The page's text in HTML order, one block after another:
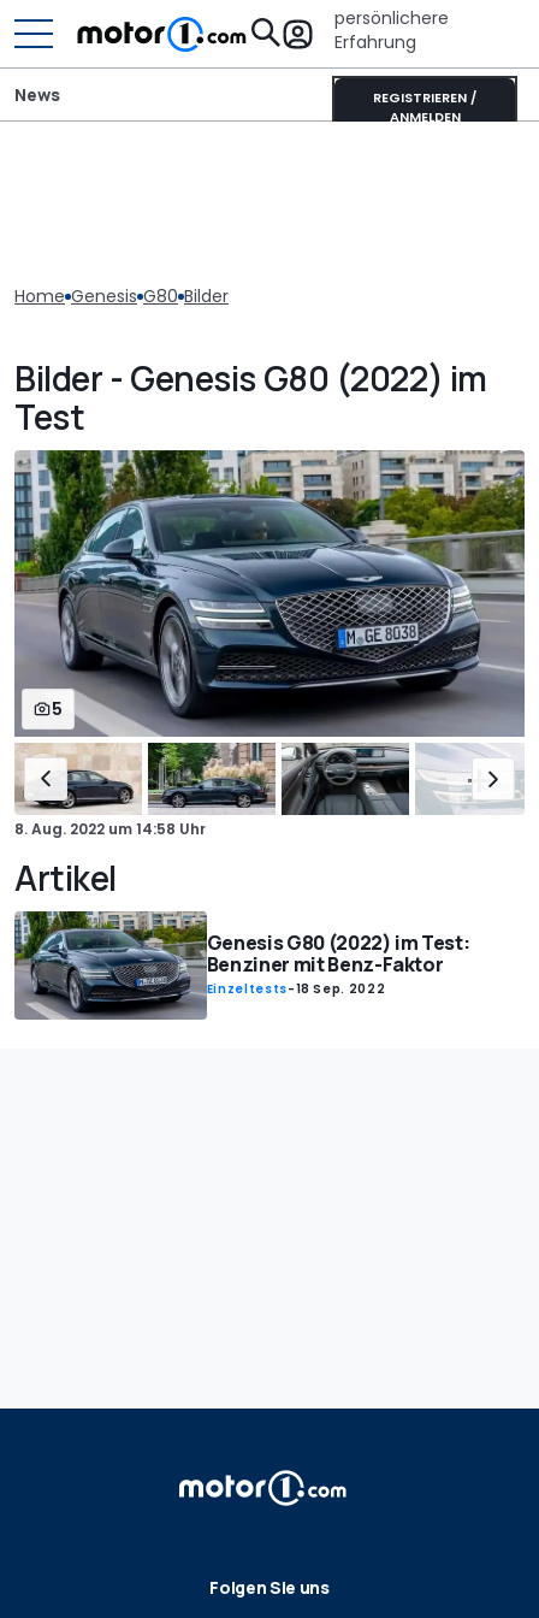
persönlichere
Erfahrung
REGISTRIEREN /
ANMELDEN
News
Home Genesis G80 Bilder
Bilder - Genesis G80 (2022) im
Test
5
8. Aug. 2022 um14:58 Uhr
Artikel
Genesis G80 (2022) im Test:
Benziner mit Benz-Faktor
Einzeltests-18 Sep. 2022
Folgen Sie uns